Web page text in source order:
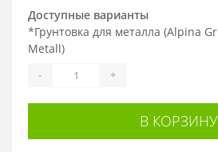
Доступные варианты
*Грунтовка для металла (Alpina
Metall)
- +
В КОРЗИНУ